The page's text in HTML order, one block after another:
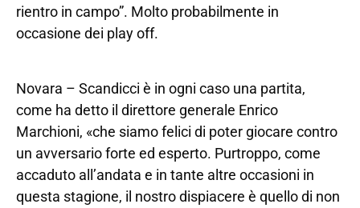
rientro in campo”. Molto probabilmente in
occasione dei play off.
Novara – Scandicci è in ogni caso una partita,
come ha detto il direttore generale Enrico
Marchioni, «che siamo felici di poter giocare contro
un avversario forte ed esperto. Purtroppo, come
accaduto all’andata e in tante altre occasioni in
questa stagione, il nostro dispiacere è quello di non